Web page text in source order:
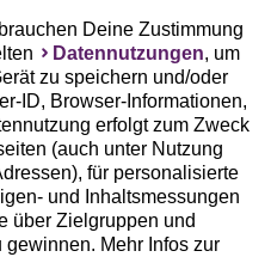
brauchen Deine Zustimmung
Datennutzungen, um
zu speichern und/oder
ID, Browser-Informationen,
erfolgt zum Zweck
(auch unter Nutzung
für personalisierte
und Inhaltsmessungen
über Zielgruppen und
Mehr Infos zur